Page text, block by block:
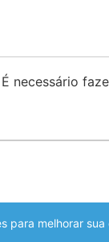
É necessário